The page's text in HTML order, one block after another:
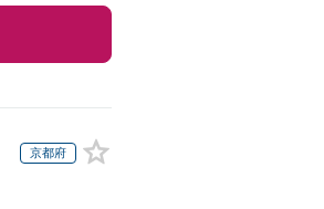
京都府